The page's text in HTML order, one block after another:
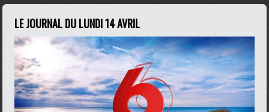
LE JOURNAL DU LUNDI 14 AVRIL